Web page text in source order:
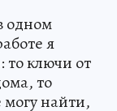
одном
я
то ключи от
то
найти,